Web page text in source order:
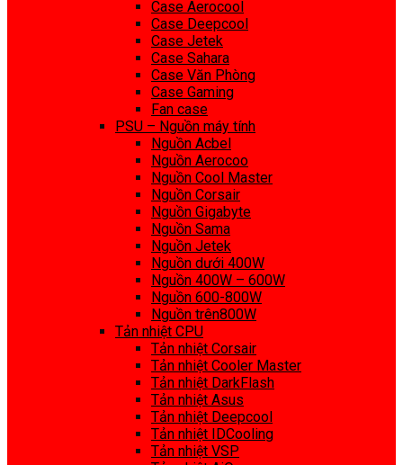
Case Aerocool
Case Deepcool
Case Jetek
Case Sahara
Case Văn Phòng
Case Gaming
Fan case
PSU – Nguồn máy tính
Nguồn Acbel
Nguồn Aerocoo
Nguồn Cool Master
Nguồn Corsair
Nguồn Gigabyte
Nguồn Sama
Nguồn Jetek
Nguồn dưới 400W
Nguồn 400W – 600W
Nguồn 600-800W
Nguồn trên800W
Tản nhiệt CPU
Tản nhiệt Corsair
Tản nhiệt Cooler Master
Tản nhiệt DarkFlash
Tản nhiệt Asus
Tản nhiệt Deepcool
Tản nhiệt IDCooling
Tản nhiệt VSP